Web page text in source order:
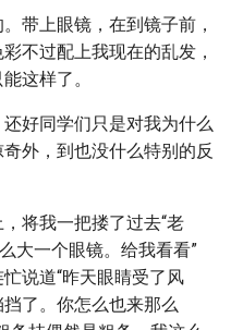
带上眼镜，在到镜子前，
不过配上我现在的乱发，
这样了。
好同学们只是对我为什么
外，到也没什么特别的反
将我一把搂了过去“老
大一个眼镜。给我看看”
说道“昨天眼睛受了风
了。你怎么也来那么